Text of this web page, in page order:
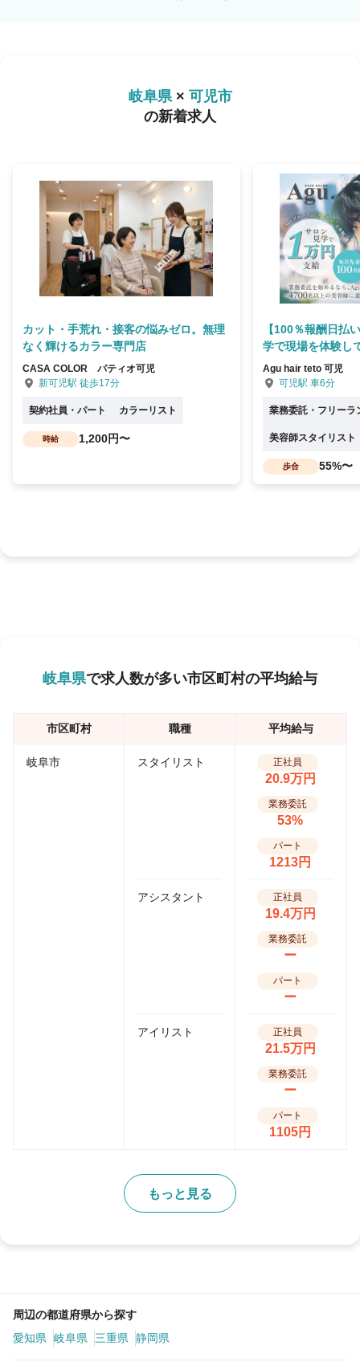
岐阜県× 可児市
の新着求人
カット・手荒れ・接客の悩みゼロ。無理
なく輝けるカラー専門店
CASA COLOR パティオ可児
新可児駅 徒歩17分
契約社員・パート カラーリスト
時給 1,200円〜
【100％報酬日払
学で現場を体験し
Agu hair teto 可児
可児駅 車6分
業務委託・フリーラ
美容師スタイリスト
歩合 55%〜
岐阜県で求人数が多い市区町村の平均給与
市区町村 職種 平均給与
岐阜市 スタイリスト 正社員
20.9万円
業務委託
53%
パート
1213円
アシスタント 正社員
19.4万円
業務委託
ー
パート
ー
アイリスト 正社員
21.5万円
業務委託
ー
パート
1105円
もっと見る
周辺の都道府県から探す
愛知県 岐阜県 三重県 静岡県